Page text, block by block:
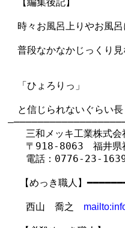
時々お風呂上りやお風呂
普段なかなかじっくり
「ひょろりっ」
と信じられないぐらい
三和メッキ工業株式会
〒918-8063　福井県
電話：0776-23-
【めっき職人】
   西山　喬之